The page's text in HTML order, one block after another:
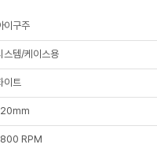
이구주
스템/케이스용
이트
RPM